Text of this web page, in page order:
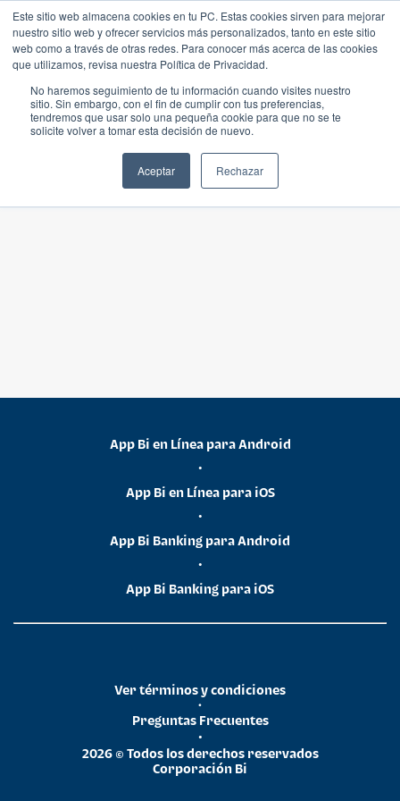
Este sitio web almacena cookies en tu PC. Estas cookies sirven para mejorar
nuestro sitio web y ofrecer servicios más personalizados, tanto en este sitio
web como a través de otras redes. Para conocer más acerca de las cookies
que utilizamos, revisa nuestra Política de Privacidad.
No haremos seguimiento de tu información cuando visites nuestro
sitio. Sin embargo, con el fin de cumplir con tus preferencias,
tendremos que usar solo una pequeña cookie para que no se te
solicite volver a tomar esta decisión de nuevo.
Aceptar Rechazar
App Bi en Línea para Android
•
App Bi en Línea para iOS
•
App Bi Banking para Android
•
App Bi Banking para iOS
2026 © Todos los derechos reservados
Corporación Bi
•
Preguntas Frecuentes
•
Ver términos y condiciones